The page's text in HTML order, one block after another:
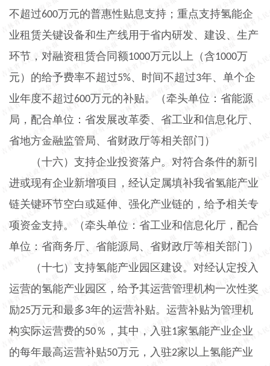
不超过600万元的普惠性贴息支持；重点支持氢能企
业租赁关键设备和生产线用于省内研发、建设、生产
环节，对融资租赁合同额1000万元以上（含1000万
元）的给予费率不超过5%、时间不超过3年、单个企
业年度不超过600万元的补贴。（牵头单位：省能源
局，配合单位：省发展改革委、省工业和信息化厅、
省地方金融监管局、省财政厅等相关部门）
（十六）支持企业投资落户。 对符合条件的新引
进或现有企业新增项目，经认定属填补我省氢能产业
链关键环节空白或延伸、强化产业链的，给予相关专
项资金支持。（牵头单位：省工业和信息化厅，配合
单位：省商务厅、省能源局、省财政厅等相关部门）
（十七）支持氢能产业园区建设。 对经认定投入
运营的氢能产业园区，给予其运营管理机构一次性奖
励25万元和最多3年的运营补贴。运营补贴为管理机
构实际运营费的50％，其中，入驻1家氢能产业企业
的每年最高运营补贴50万元，入驻2家以上氢能产业